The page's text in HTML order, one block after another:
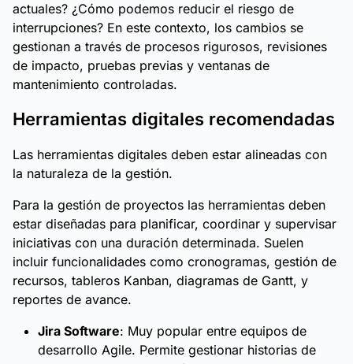
actuales? ¿Cómo podemos reducir el riesgo de
interrupciones? En este contexto, los cambios se
gestionan a través de procesos rigurosos, revisiones
de impacto, pruebas previas y ventanas de
mantenimiento controladas.
Herramientas digitales recomendadas
Las herramientas digitales deben estar alineadas con
la naturaleza de la gestión.
Para la gestión de proyectos las herramientas deben
estar diseñadas para planificar, coordinar y supervisar
iniciativas con una duración determinada. Suelen
incluir funcionalidades como cronogramas, gestión de
recursos, tableros Kanban, diagramas de Gantt, y
reportes de avance.
Jira Software: Muy popular entre equipos de
desarrollo Agile. Permite gestionar historias de